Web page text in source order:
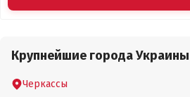
Крупнейшие города Украины
Черкассы